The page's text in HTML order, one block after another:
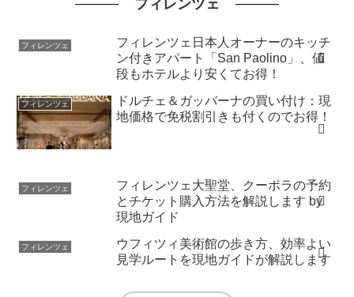
フィレンツェ
フィレンツェ
フィレンツェ日本人オーナーのキッチ
ン付きアパート「San Paolino」、値
段もホテルより安くてお得！
フィレンツェ
ドルチェ＆ガッバーナの買い付け：現
地価格で免税割引きも付くのでお得！
フィレンツェ
フィレンツェ大聖堂、クーポラの予約
とチケット購入方法を解説します by
現地ガイド
フィレンツェ
ウフィツィ美術館の歩き方、効率よい
見学ルートを現地ガイドが解説します